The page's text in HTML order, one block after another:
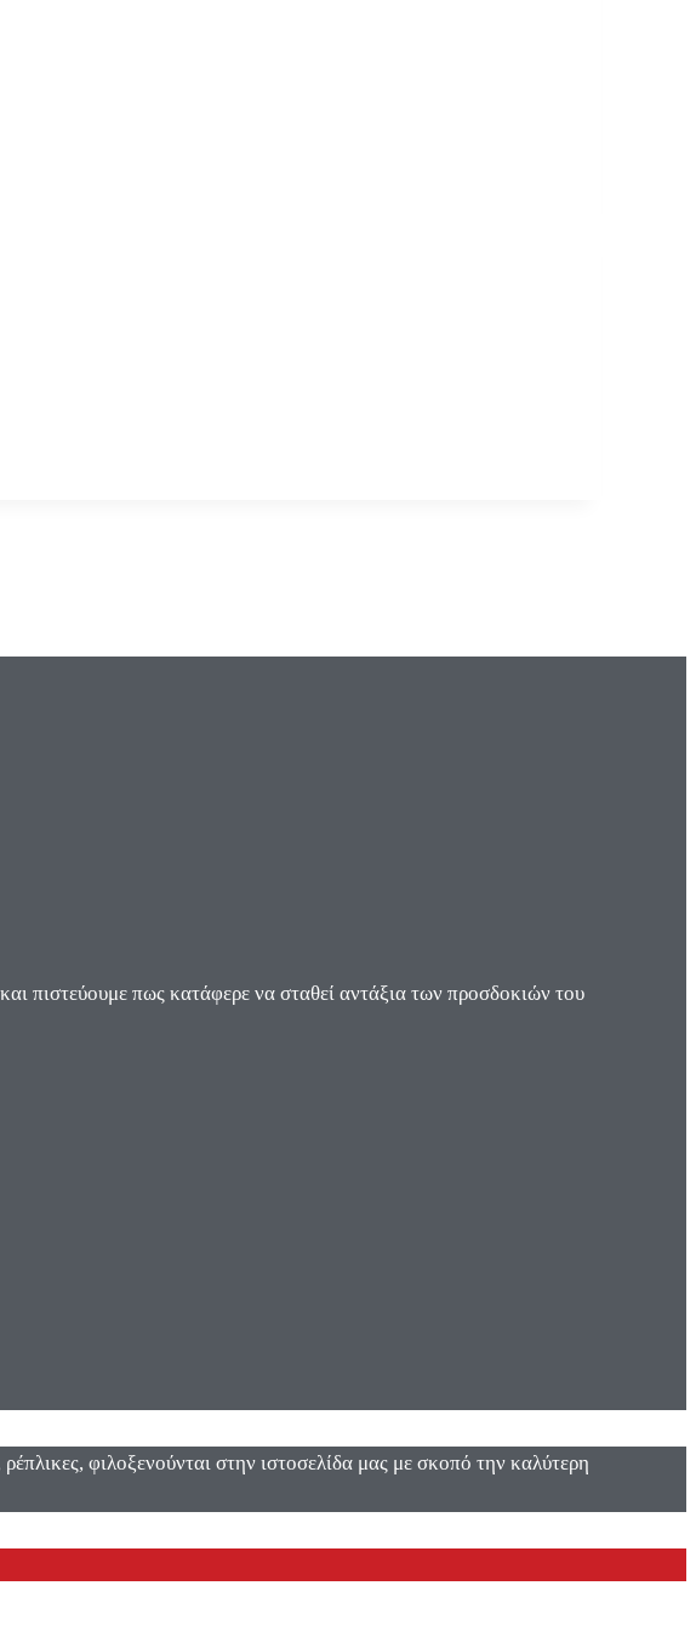
πιστεύουμε πως κατάφερε να σταθεί αντάξια των προσδοκιών του
φιλοξενούνται στην ιστοσελίδα μας με σκοπό την καλύτερη